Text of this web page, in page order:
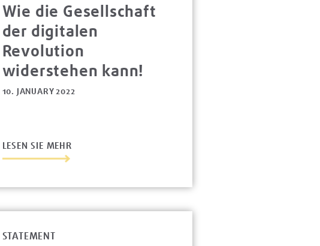
Wie die Gesellschaft
der digitalen
Revolution
widerstehen kann!
10. JANUARY 2022
LESEN SIE MEHR
STATEMENT